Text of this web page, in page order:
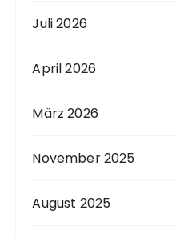
Juli 2026
April 2026
März 2026
November 2025
August 2025